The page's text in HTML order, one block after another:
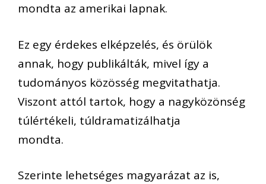
mondta az amerikai lapnak.
Ez egy érdekes elképzelés, és örülök
annak, hogy publikálták, mivel így a
tudományos közösség megvitathatja.
Viszont attól tartok, hogy a nagyközönség
túlértékeli, túldramatizálhatja
mondta.
Szerinte lehetséges magyarázat az is,